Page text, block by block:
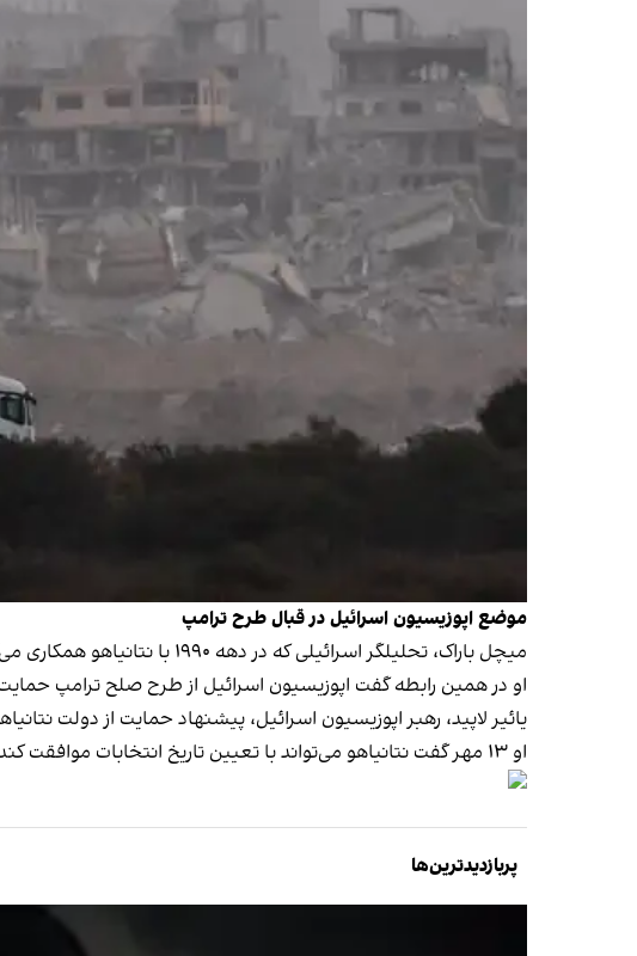
موضع اپوزیسیون اسرائیل در قبال طرح ترامپ
میچل باراک، تحلیلگر اسرائیلی که در دهه ۱۹۹۰ با نتانیاهو همکاری می‌کرد، احتمال فروپاشی فوری دولت اسرائیل را بعید دانست.
او در همین رابطه گفت اپوزیسیون اسرائیل از طرح صلح ترامپ
یائیر لاپید، رهبر اپوزیسیون اسرائیل، پیشنهاد حمایت از دولت
او ۱۳ مهر گفت نتانیاهو می‌تواند با تعیین تاریخ انتخابات موافقت کند تا در برابر «شریکان افراطی و غیرمسئول» خود نوعی «تضمین» سیاسی داشته باشد.
پربازدیدترین‌ها